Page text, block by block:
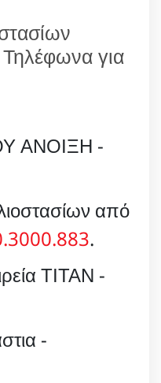
για
ΑΝΟΙΞΗ -
από
.
ΤΙΤΑΝ -
-